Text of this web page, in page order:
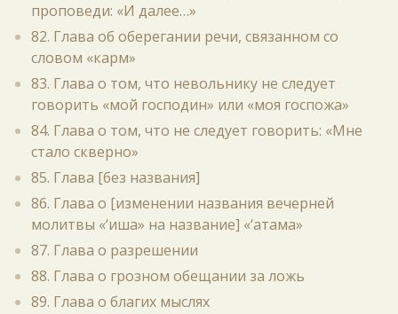
проповеди: «И далее…»
82. Глава об оберегании речи, связанном со
словом «карм»
83. Глава о том, что невольнику не следует
говорить «мой господин» или «моя госпожа»
84. Глава о том, что не следует говорить: «Мне
стало скверно»
85. Глава [без названия]
86. Глава о [изменении названия вечерней
молитвы «‘иша» на название] «‘атама»
87. Глава о разрешении
88. Глава о грозном обещании за ложь
89. Глава о благих мыслях